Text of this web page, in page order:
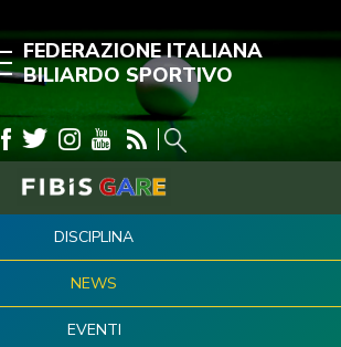
FEDERAZIONE ITALIANA
BILIARDO SPORTIVO
DISCIPLINA
NEWS
EVENTI